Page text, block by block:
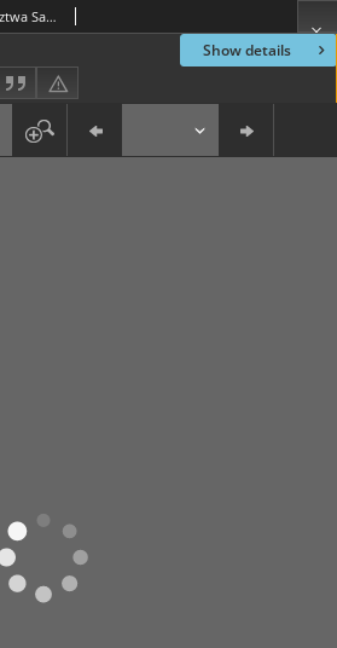
Show details
Dziennik Urzędowy Województwa Sandomierskiego, 1822, nr 27